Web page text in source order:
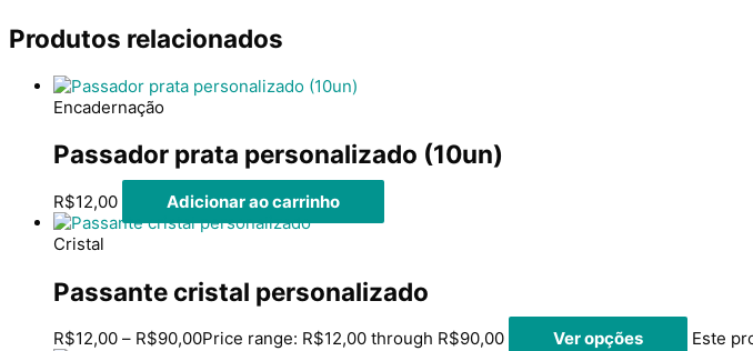
Produtos relacionados
Encadernação
Passador prata personalizado (10un)
R$12,00
Adicionar ao carrinho
Cristal
Passante cristal personalizado
R$12,00 – R$90,00Price range: R$12,00 through R$90,00 Ver opções
Este